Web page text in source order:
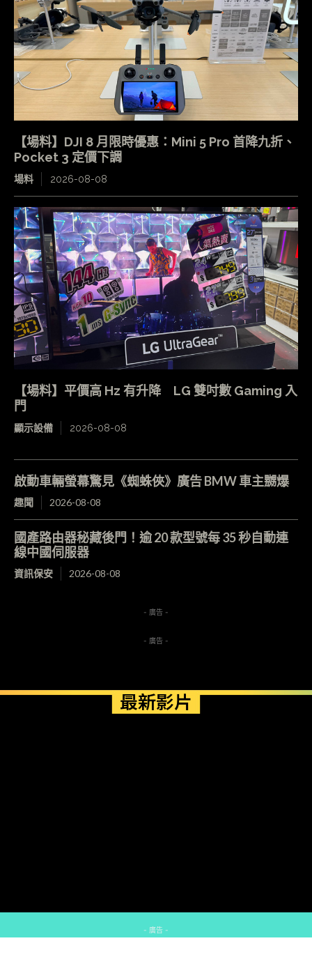
【場料】DJI 8 月限時優惠：Mini 5 Pro 首降九折、
Pocket 3 定價下調
場料 2026-08-08
【場料】平價高 Hz 有升降 LG 雙吋數 Gaming 入
門
顯示設備 2026-08-08
啟動車輛螢幕驚見《蜘蛛俠》廣告 BMW 車主嬲爆
趣聞 2026-08-08
國產路由器秘藏後門！逾 20 款型號每 35 秒自動連
線中國伺服器
資訊保安 2026-08-08
- 廣告 -
- 廣告 -
最新影片
- 廣告 -